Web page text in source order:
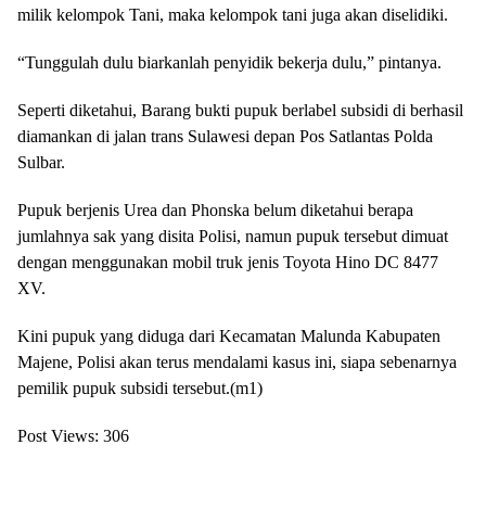
milik kelompok Tani, maka kelompok tani juga akan diselidiki.
“Tunggulah dulu biarkanlah penyidik bekerja dulu,” pintanya.
Seperti diketahui, Barang bukti pupuk berlabel subsidi di berhasil
diamankan di jalan trans Sulawesi depan Pos Satlantas Polda
Sulbar.
Pupuk berjenis Urea dan Phonska belum diketahui berapa
jumlahnya sak yang disita Polisi, namun pupuk tersebut dimuat
dengan menggunakan mobil truk jenis Toyota Hino DC 8477
XV.
Kini pupuk yang diduga dari Kecamatan Malunda Kabupaten
Majene, Polisi akan terus mendalami kasus ini, siapa sebenarnya
pemilik pupuk subsidi tersebut.(m1)
Post Views: 306